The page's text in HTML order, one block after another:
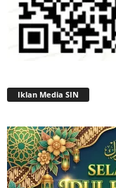
Iklan Media SIN